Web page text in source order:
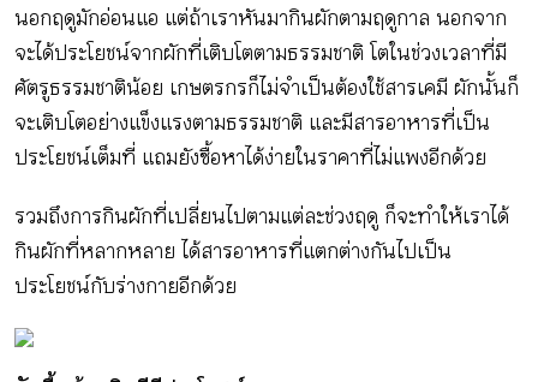
เข้าสู่ระบบ/สมัครสมาชิก
TH EN
นอกฤดูมักอ่อนแอ แต่ถ้าเราหันมากินผักตามฤดูกาล นอกจาก
จะได้ประโยชน์จากผักที่เติบโตตามธรรมชาติ โตในช่วงเวลาที่มี
ศัตรูธรรมชาติน้อย เกษตรกรก็ไม่จำเป็นต้องใช้สารเคมี ผักนั้นก็
จะเติบโตอย่างแข็งแรงตามธรรมชาติ และมีสารอาหารที่เป็น
ประโยชน์เต็มที่ แถมยังซื้อหาได้ง่ายในราคาที่ไม่แพงอีกด้วย
รวมถึงการกินผักที่เปลี่ยนไปตามแต่ละช่วงฤดู ก็จะทำให้เราได้
กินผักที่หลากหลาย ได้สารอาหารที่แตกต่างกันไปเป็น
ประโยชน์กับร่างกายอีกด้วย